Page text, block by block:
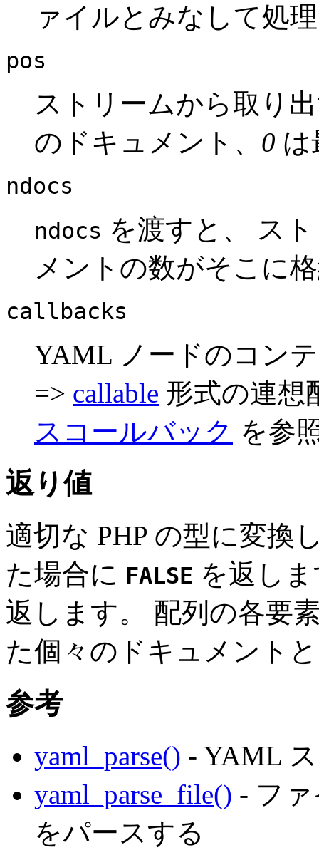
ァイルとみなして処
pos
ストリームから取り
のドキュメント、 0 は
ndocs
ndocs を渡すと、 ス
メントの数がそこに
callbacks
YAML ノードのコン
=> callable 形式の連想
スコールバック を参
返り値
適切な PHP の型に変換
た場合に FALSE を返し
返します。 配列の各要
た個々のドキュメント
参考
yaml_parse() - YAML
yaml_parse_file() - フ
をパースする